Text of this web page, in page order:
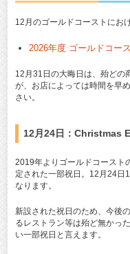
12月のゴールドコーストにお
2026年度 ゴールドコー
12月31日の大晦日は、殆どの
が、お店によっては時間を早
さい。
12月24日：Christmas
2019年よりゴールドコースト
定された一部祝日。12月24日
なります。
新設された祝日のため、今後
るレストラン等は殆ど無かっ
い一部祝日と言えます。